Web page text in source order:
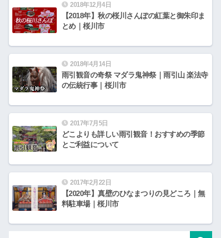
2018年12月4日
【2018年】秋の桜川さんぽの紅葉と御朱印ま
とめ｜桜川市
2018年4月14日
雨引観音の奇祭 マダラ鬼神祭｜雨引山 楽法寺
の伝統行事｜桜川市
2017年7月5日
どこよりも詳しい雨引観音！おすすめの季節
とご利益について
2017年2月22日
【2020年】真壁のひなまつりの見どころ｜無
料駐車場｜桜川市